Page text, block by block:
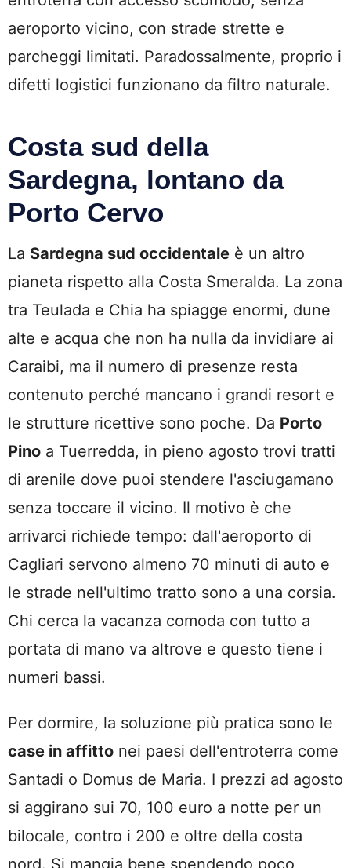
aeroporto vicino, con strade strette e
parcheggi limitati. Paradossalmente, proprio i
difetti logistici funzionano da filtro naturale.
Costa sud della
Sardegna, lontano da
Porto Cervo
La Sardegna sud occidentale è un altro
pianeta rispetto alla Costa Smeralda. La zona
tra Teulada e Chia ha spiagge enormi, dune
alte e acqua che non ha nulla da invidiare ai
Caraibi, ma il numero di presenze resta
contenuto perché mancano i grandi resort e
le strutture ricettive sono poche. Da Porto
Pino a Tuerredda, in pieno agosto trovi tratti
di arenile dove puoi stendere l'asciugamano
senza toccare il vicino. Il motivo è che
arrivarci richiede tempo: dall'aeroporto di
Cagliari servono almeno 70 minuti di auto e
le strade nell'ultimo tratto sono a una corsia.
Chi cerca la vacanza comoda con tutto a
portata di mano va altrove e questo tiene i
numeri bassi.
Per dormire, la soluzione più pratica sono le
case in affitto nei paesi dell'entroterra come
Santadi o Domus de Maria. I prezzi ad agosto
si aggirano sui 70, 100 euro a notte per un
bilocale, contro i 200 e oltre della costa